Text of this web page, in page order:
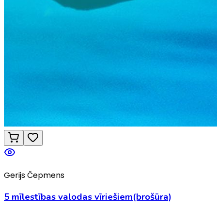
Gerijs Čepmens
5 mīlestības valodas vīriešiem(brošūra)